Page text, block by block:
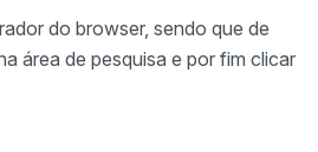
do browser, sendo que de
área de pesquisa e por fim clicar